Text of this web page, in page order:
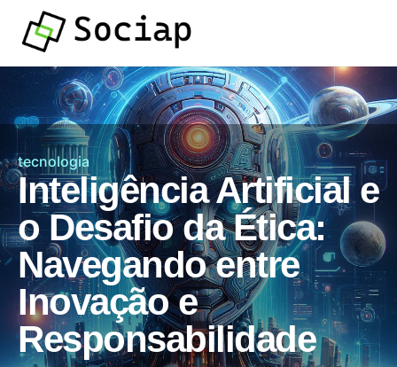
tecnologia
Inteligência Artificial e
o Desafio da Ética:
Navegando entre
Inovação e
Responsabilidade